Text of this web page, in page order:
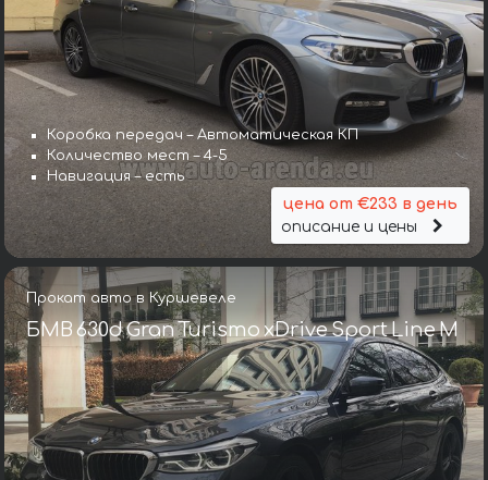
Коробка передач – Автоматическая КП
Количество мест – 4-5
Навигация – есть
цена от €233 в день
описание и цены
Прокат авто в Куршевеле
БМВ 630d Gran Turismo xDrive Sport Line М